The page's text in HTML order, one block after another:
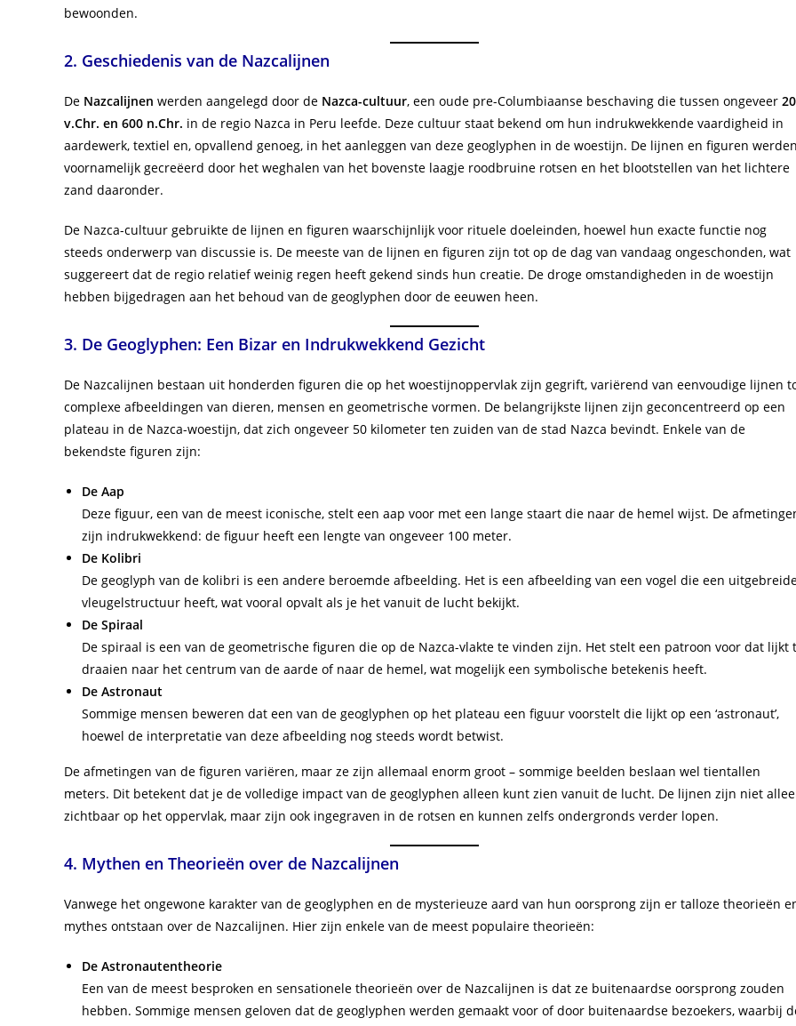
bewoonden.
2. Geschiedenis van de Nazcalijnen
De Nazcalijnen werden aangelegd door de Nazca-cultuur, een oude pre-Columbiaanse beschaving die tussen ongeveer
v.Chr. en 600 n.Chr. in de regio Nazca in Peru leefde. Deze cultuur staat bekend om hun indrukwekkende vaardigheid in
aardewerk, textiel en, opvallend genoeg, in het aanleggen van deze geoglyphen in de woestijn. De lijnen en figuren werden
voornamelijk gecreëerd door het weghalen van het bovenste laagje roodbruine rotsen en het blootstellen van het lichtere
zand daaronder.
De Nazca-cultuur gebruikte de lijnen en figuren waarschijnlijk voor rituele doeleinden, hoewel hun exacte functie nog
steeds onderwerp van discussie is. De meeste van de lijnen en figuren zijn tot op de dag van vandaag ongeschonden, wat
suggereert dat de regio relatief weinig regen heeft gekend sinds hun creatie. De droge omstandigheden in de woestijn
hebben bijgedragen aan het behoud van de geoglyphen door de eeuwen heen.
3. De Geoglyphen: Een Bizar en Indrukwekkend Gezicht
De Nazcalijnen bestaan uit honderden figuren die op het woestijnoppervlak zijn gegrift, variërend van eenvoudige lijnen
complexe afbeeldingen van dieren, mensen en geometrische vormen. De belangrijkste lijnen zijn geconcentreerd op een
plateau in de Nazca-woestijn, dat zich ongeveer 50 kilometer ten zuiden van de stad Nazca bevindt. Enkele van de
bekendste figuren zijn:
De Aap
Deze figuur, een van de meest iconische, stelt een aap voor met een lange staart die naar de hemel wijst. De
zijn indrukwekkend: de figuur heeft een lengte van ongeveer 100 meter.
De Kolibri
De geoglyph van de kolibri is een andere beroemde afbeelding. Het is een afbeelding van een vogel die een
vleugelstructuur heeft, wat vooral opvalt als je het vanuit de lucht bekijkt.
De Spiraal
De spiraal is een van de geometrische figuren die op de Nazca-vlakte te vinden zijn. Het stelt een patroon voor dat lijkt
draaien naar het centrum van de aarde of naar de hemel, wat mogelijk een symbolische betekenis heeft.
De Astronaut
Sommige mensen beweren dat een van de geoglyphen op het plateau een figuur voorstelt die lijkt op een ‘astronaut’,
hoewel de interpretatie van deze afbeelding nog steeds wordt betwist.
De afmetingen van de figuren variëren, maar ze zijn allemaal enorm groot – sommige beelden beslaan wel tientallen
meters. Dit betekent dat je de volledige impact van de geoglyphen alleen kunt zien vanuit de lucht. De lijnen zijn niet
zichtbaar op het oppervlak, maar zijn ook ingegraven in de rotsen en kunnen zelfs ondergronds verder lopen.
4. Mythen en Theorieën over de Nazcalijnen
Vanwege het ongewone karakter van de geoglyphen en de mysterieuze aard van hun oorsprong zijn er talloze theorieën
mythes ontstaan over de Nazcalijnen. Hier zijn enkele van de meest populaire theorieën:
De Astronautentheorie
Een van de meest besproken en sensationele theorieën over de Nazcalijnen is dat ze buitenaardse oorsprong zouden
hebben. Sommige mensen geloven dat de geoglyphen werden gemaakt voor of door buitenaardse bezoekers, waarbij